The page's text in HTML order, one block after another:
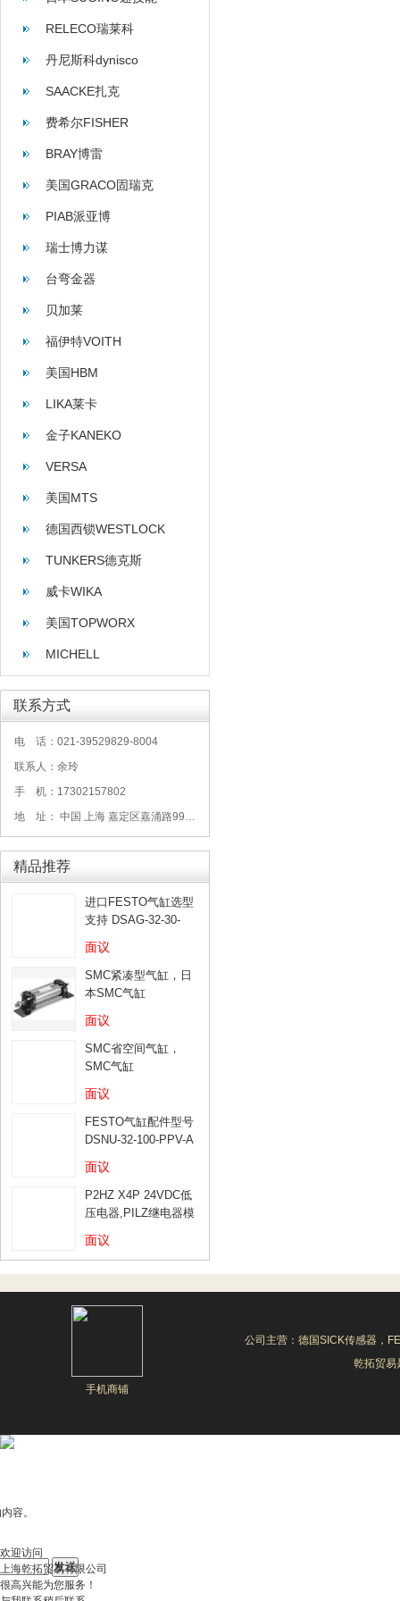
RELECO瑞莱科
丹尼斯科dynisco
SAACKE扎克
费希尔FISHER
BRAY博雷
美国GRACO固瑞克
PIAB派亚博
瑞士博力谋
台弯金器
贝加莱
福伊特VOITH
美国HBM
LIKA莱卡
金子KANEKO
VERSA
美国MTS
德国西锁WESTLOCK
TUNKERS德克斯
威卡WIKA
美国TOPWORX
MICHELL
联系方式
电 话：021-39529829-8004
联系人：余玲
手 机：17302157802
地 址： 中国 上海 嘉定区嘉涌路99弄6号713
精品推荐
进口FESTO气缸选型
支持 DSAG-32-30-
PPV-A
面议
SMC紧凑型气缸，日
本SMC气缸
面议
SMC省空间气缸，
SMC气缸
面议
FESTO气缸配件型号
DSNU-32-100-PPV-A
面议
P2HZ X4P 24VDC低
压电器,PILZ继电器模
面议
手机商铺
公司主营：德国SICK传感器，
乾拓贸易
容。
欢迎访问
上海乾拓贸易有限公司
很高兴能为您服务！